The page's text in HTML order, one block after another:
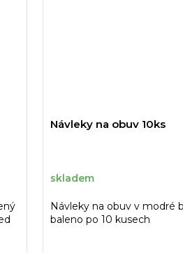
Návleky na obuv 10ks
skladem
Návleky na obuv v modré
baleno po 10 kusech